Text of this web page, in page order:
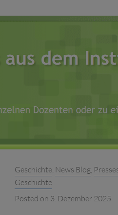
DES
Categories:
Geschichte, News Blog,
Geschichte
Posted on 3. Dezember 2025